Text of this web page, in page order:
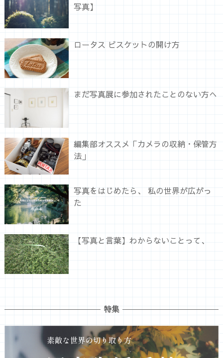
写真】
ロータス ビスケットの開け方
まだ写真展に参加されたことのない方へ
編集部オススメ「カメラの収納・保管方
法」
写真をはじめたら、 私の世界が広がっ
た
【写真と言葉】わからないことって、
特集